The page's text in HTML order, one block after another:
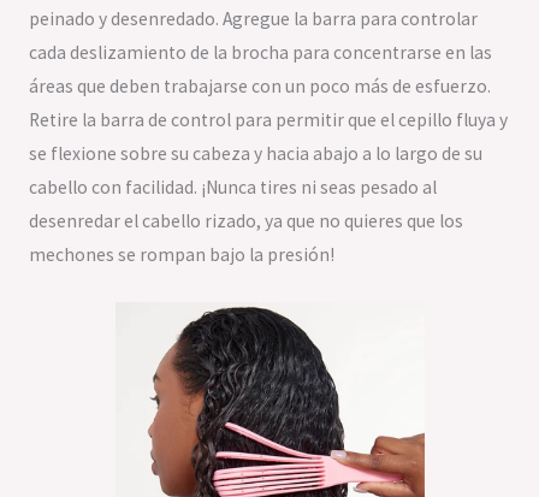
peinado y desenredado. Agregue la barra para controlar
cada deslizamiento de la brocha para concentrarse en las
áreas que deben trabajarse con un poco más de esfuerzo.
Retire la barra de control para permitir que el cepillo fluya y
se flexione sobre su cabeza y hacia abajo a lo largo de su
cabello con facilidad. ¡Nunca tires ni seas pesado al
desenredar el cabello rizado, ya que no quieres que los
mechones se rompan bajo la presión!